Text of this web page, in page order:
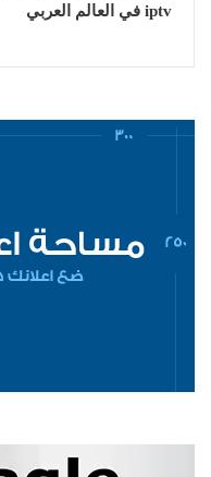
iptv في العالم العربي